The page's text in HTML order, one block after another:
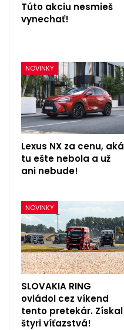
Túto akciu nesmieš
vynechať!
NOVINKY
Lexus NX za cenu, aká
tu ešte nebola a už
ani nebude!
NOVINKY
SLOVAKIA RING
ovládol cez víkend
tento pretekár. Získal
štyri víťazstvá!